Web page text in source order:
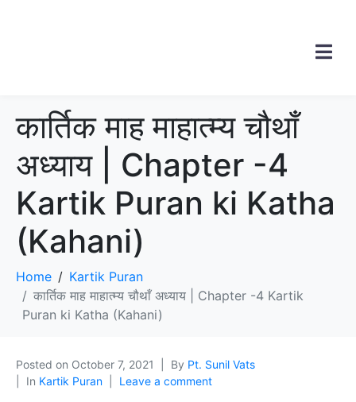
कार्तिक माह माहात्म्य चौथाँ
अध्याय | Chapter -4
Kartik Puran ki Katha
(Kahani)
Home
Kartik Puran
कार्तिक माह माहात्म्य चौथाँ अध्याय | Chapter -4 Kartik
Puran ki Katha (Kahani)
Posted on October 7, 2021 By Pt. Sunil Vats
In Kartik Puran Leave a comment